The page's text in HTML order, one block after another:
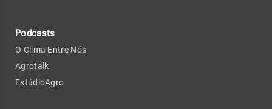
Podcasts
O Clima Entre Nós
Agrotalk
EstúdioAgro